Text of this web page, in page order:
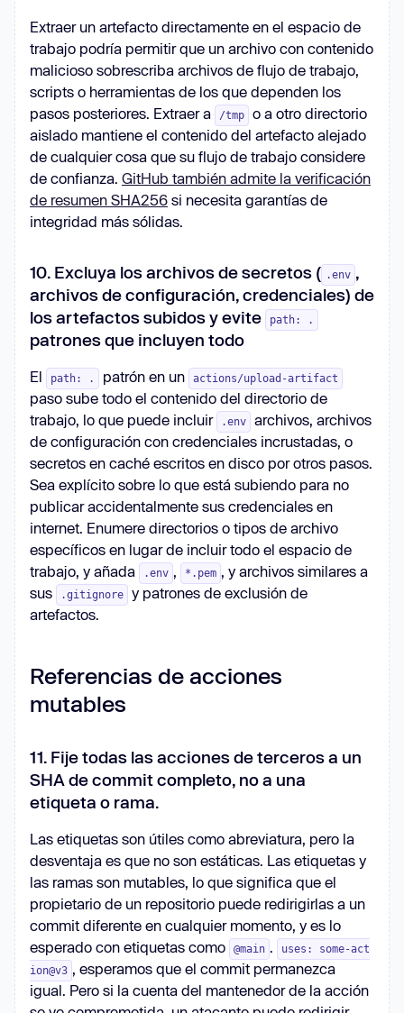
Extraer un artefacto directamente en el espacio de
trabajo podría permitir que un archivo con contenido
malicioso sobrescriba archivos de flujo de trabajo,
scripts o herramientas de los que dependen los
pasos posteriores. Extraer a
/tmp
o a otro directorio
aislado mantiene el contenido del artefacto alejado
de cualquier cosa que su flujo de trabajo considere
de confianza. GitHub también admite la verificación
de resumen SHA256 si necesita garantías de
integridad más sólidas.
10. Excluya los archivos de secretos ( .env ,
archivos de configuración, credenciales) de
los artefactos subidos y evite
path: .
patrones que incluyen todo
El path: . patrón en un actions/upload-artifact
paso sube todo el contenido del directorio de
trabajo, lo que puede incluir
.env
archivos, archivos
de configuración con credenciales incrustadas, o
secretos en caché escritos en disco por otros pasos.
Sea explícito sobre lo que está subiendo para no
publicar accidentalmente sus credenciales en
internet. Enumere directorios o tipos de archivo
específicos en lugar de incluir todo el espacio de
trabajo, y añada
.env , *.pem , y archivos similares a
sus
.gitignore
y patrones de exclusión de
artefactos.
Referencias de acciones
mutables
11. Fije todas las acciones de terceros a un
SHA de commit completo, no a una
etiqueta o rama.
Las etiquetas son útiles como abreviatura, pero la
desventaja es que no son estáticas. Las etiquetas y
las ramas son mutables, lo que significa que el
propietario de un repositorio puede redirigirlas a un
commit diferente en cualquier momento, y es lo
esperado con etiquetas como
@main .
uses: some-act
ion@v3 , esperamos que el commit permanezca
igual. Pero si la cuenta del mantenedor de la acción